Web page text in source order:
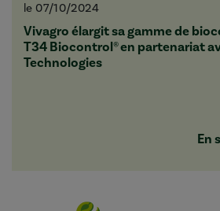
le 07/10/2024
Vivagro élargit sa gamme de
T34 Biocontrol® en partenariat
Technologies
En